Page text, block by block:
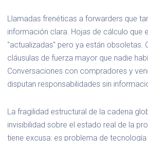
Llamadas frenéticas a forwarders que
información clara. Hojas de cálculo que
"actualizadas" pero ya están obsoletas.
cláusulas de fuerza mayor que nadie
Conversaciones con compradores y
disputan responsabilidades sin
La fragilidad estructural de la cadena
invisibilidad sobre el estado real de la
tiene excusa: es problema de tecnología